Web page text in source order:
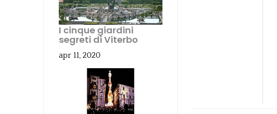
I cinque giardini
segreti di Viterbo
apr 11, 2020